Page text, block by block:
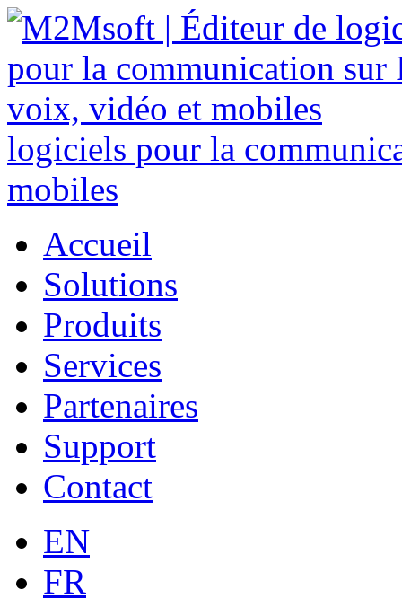
logiciels pour la
mobiles
Accueil
Solutions
Produits
Services
Partenaires
Support
Contact
EN
FR